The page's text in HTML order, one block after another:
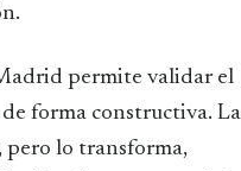
permite validar el
forma constructiva. La
lo transforma,